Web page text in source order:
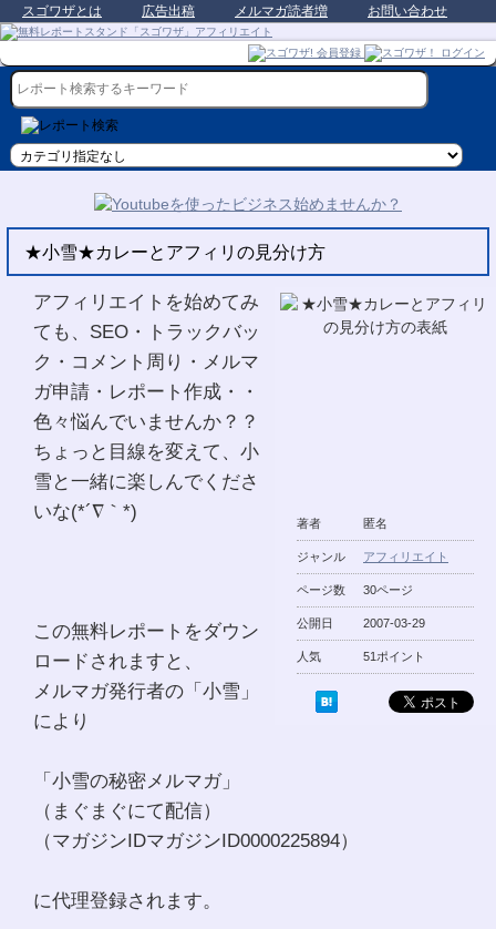
スゴワザとは 広告出稿 メルマガ読者増 お問い合わせ
★小雪★カレーとアフィリの見分け方
著者 匿名
ジャンル アフィリエイト
ページ数 30ページ
公開日 2007-03-29
人気 51ポイント
アフィリエイトを始めてみ
ても、SEO・トラックバッ
ク・コメント周り・メルマ
ガ申請・レポート作成・・
色々悩んでいませんか？？
ちょっと目線を変えて、小
雪と一緒に楽しんでくださ
いな(*´∇｀*)
この無料レポートをダウン
ロードされますと、
メルマガ発行者の「小雪」
により
「小雪の秘密メルマガ」
（まぐまぐにて配信）
（マガジンIDマガジンID0000225894）
に代理登録されます。